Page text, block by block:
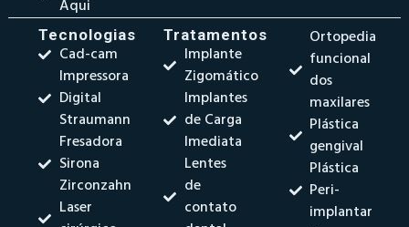
Aqui
Tecnologias
Cad-cam
Impressora
Digital
Straumann
Fresadora
Sirona
Zirconzahn
Laser
Tratamentos
Implante
Zigomático
Implantes
de Carga
Imediata
Lentes
de
contato
Ortopedia
funcional
dos
maxilares
Plástica
gengival
Plástica
Peri-
implantar